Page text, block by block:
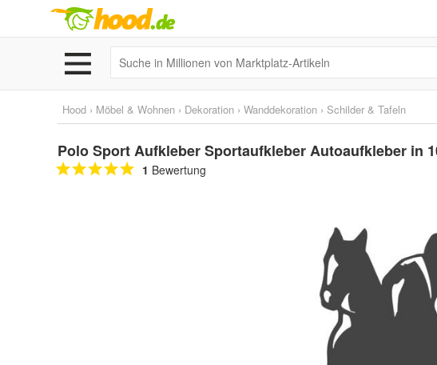
Hood › Möbel & Wohnen › Dekoration › Wanddekoration › Schilder & Tafeln
Polo Sport Aufkleber Sportaufkleber Autoaufkleber in
1 Bewertung